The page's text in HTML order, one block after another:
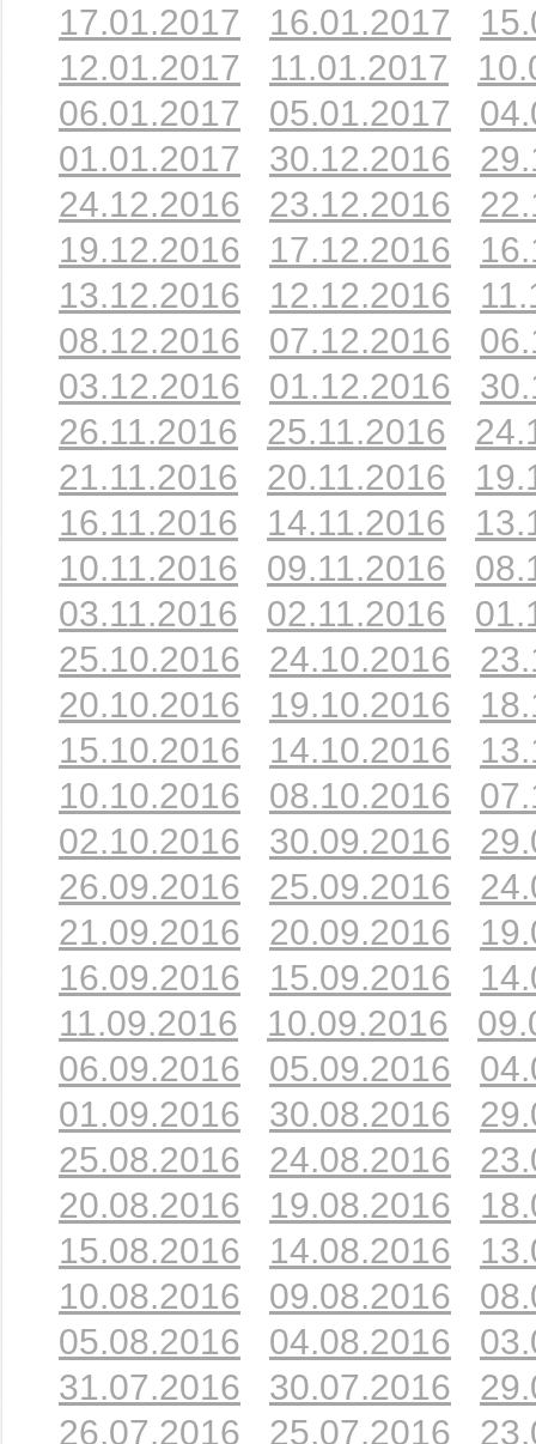
17.01.2017
16.01.2017
12.01.2017
11.01.2017
06.01.2017
05.01.2017
01.01.2017
30.12.2016
24.12.2016
23.12.2016
19.12.2016
17.12.2016
13.12.2016
12.12.2016
08.12.2016
07.12.2016
03.12.2016
01.12.2016
26.11.2016
25.11.2016
21.11.2016
20.11.2016
16.11.2016
14.11.2016
10.11.2016
09.11.2016
03.11.2016
02.11.2016
25.10.2016
24.10.2016
20.10.2016
19.10.2016
15.10.2016
14.10.2016
10.10.2016
08.10.2016
02.10.2016
30.09.2016
26.09.2016
25.09.2016
21.09.2016
20.09.2016
16.09.2016
15.09.2016
11.09.2016
10.09.2016
06.09.2016
05.09.2016
01.09.2016
30.08.2016
25.08.2016
24.08.2016
20.08.2016
19.08.2016
15.08.2016
14.08.2016
10.08.2016
09.08.2016
05.08.2016
04.08.2016
31.07.2016
30.07.2016
26.07.2016
25.07.2016